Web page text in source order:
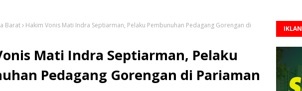
Barat
Hakim Vonis Mati Indra Septiarman, Pelaku Pembunuhan Pedagang Gorengan di
Mati Indra Septiarman, Pelaku
Pedagang Gorengan di Pariaman
IKLAN